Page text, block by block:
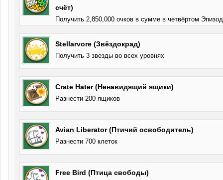
счёт)
Получить 2,850,000 очков в сумме в четвёртом
Stellarvore (Звёздокрад)
Получить 3 звезды во всех уровнях
Crate Hater (Ненавидящий ящики)
Разнести 200 ящиков
Avian Liberator (Птичий освободитель)
Разнести 700 клеток
Free Bird (Птица свободы)